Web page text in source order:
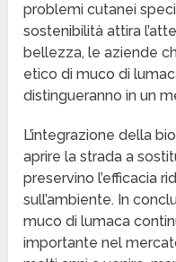
problemi cutanei
sostenibilità attira
bellezza, le aziende
etico di muco di
distingueranno in un
L’integrazione della
aprire la strada a
preservino l’efficacia
sull’ambiente. In
muco di lumaca
importante nel